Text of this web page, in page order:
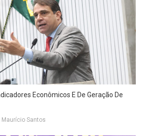
Econômicos E De Geração De
Maurício Santos